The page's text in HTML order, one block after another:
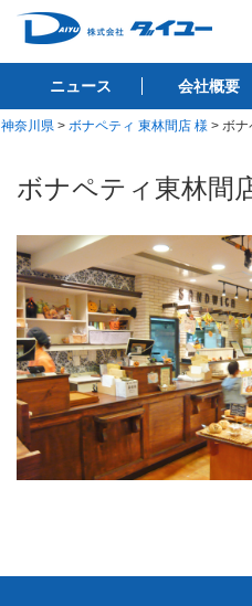
株式会社ダ
1200件以上の開業サポート
ニュース 会社概要
神奈川県 > ボナペティ 東林間店 様 > ボナ
ボナペティ東林間